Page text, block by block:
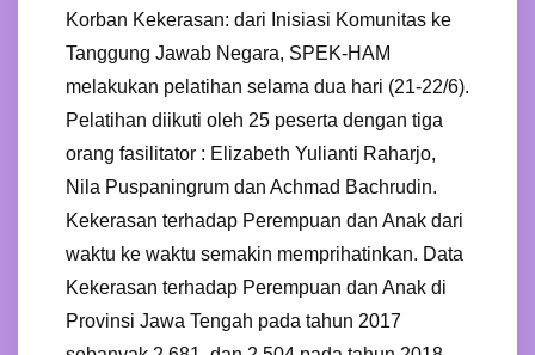
Korban Kekerasan: dari Inisiasi Komunitas ke
Tanggung Jawab Negara, SPEK-HAM
melakukan pelatihan selama dua hari (21-22/6).
Pelatihan diikuti oleh 25 peserta dengan tiga
orang fasilitator : Elizabeth Yulianti Raharjo,
Nila Puspaningrum dan Achmad Bachrudin.
Kekerasan terhadap Perempuan dan Anak dari
waktu ke waktu semakin memprihatinkan. Data
Kekerasan terhadap Perempuan dan Anak di
Provinsi Jawa Tengah pada tahun 2017